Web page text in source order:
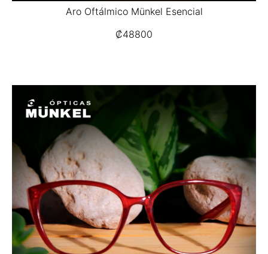
Aro Oftálmico Münkel Esencial
₡48800